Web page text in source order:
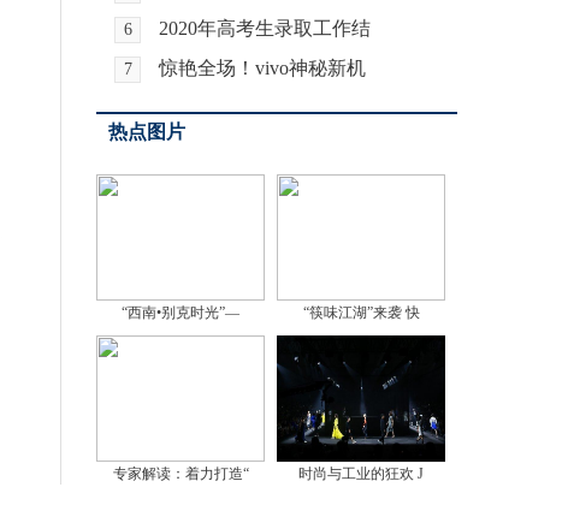
6 2020年高考生录取工作结
7 惊艳全场！vivo神秘新机
热点图片
“西南•别克时光”— “筷味江湖”来袭 快
专家解读：着力打造“ 时尚与工业的狂欢 J